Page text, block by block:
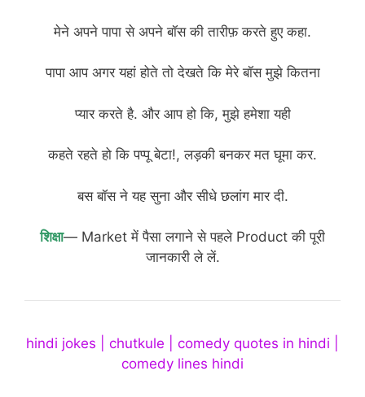
मेने अपने पापा से अपने बॉस की तारीफ़ करते हुए कहा.
पापा आप अगर यहां होते तो देखते कि मेरे बॉस मुझे कितना
प्यार करते है. और आप हो कि, मुझे हमेशा यही
कहते रहते हो कि पप्पू बेटा!, लड़की बनकर मत घूमा कर.
बस बॉस ने यह सुना और सीधे छलांग मार दी.
शिक्षा— Market में पैसा लगाने से पहले Product की पूरी
जानकारी ले लें.
hindi jokes | chutkule | comedy quotes in hindi |
comedy lines hindi